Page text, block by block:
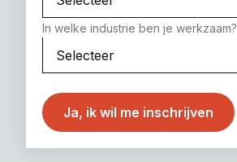
In welke industrie ben je werkzaam?